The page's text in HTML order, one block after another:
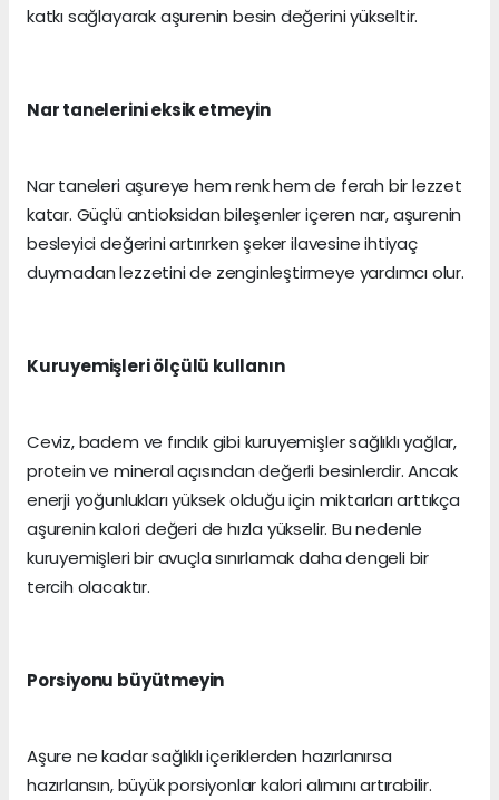
katkı sağlayarak aşurenin besin değerini yükseltir.
Nar tanelerini eksik etmeyin
Nar taneleri aşureye hem renk hem de ferah bir lezzet
katar. Güçlü antioksidan bileşenler içeren nar, aşurenin
besleyici değerini artırırken şeker ilavesine ihtiyaç
duymadan lezzetini de zenginleştirmeye yardımcı olur.
Kuruyemişleri ölçülü kullanın
Ceviz, badem ve fındık gibi kuruyemişler sağlıklı yağlar,
protein ve mineral açısından değerli besinlerdir. Ancak
enerji yoğunlukları yüksek olduğu için miktarları arttıkça
aşurenin kalori değeri de hızla yükselir. Bu nedenle
kuruyemişleri bir avuçla sınırlamak daha dengeli bir
tercih olacaktır.
Porsiyonu büyütmeyin
Aşure ne kadar sağlıklı içeriklerden hazırlanırsa
hazırlansın, büyük porsiyonlar kalori alımını artırabilir.